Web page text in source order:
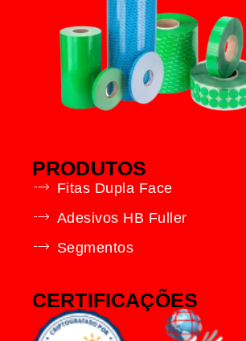
PRODUTOS
Fitas Dupla Face
Adesivos HB Fuller
Segmentos
CERTIFICAÇÕES